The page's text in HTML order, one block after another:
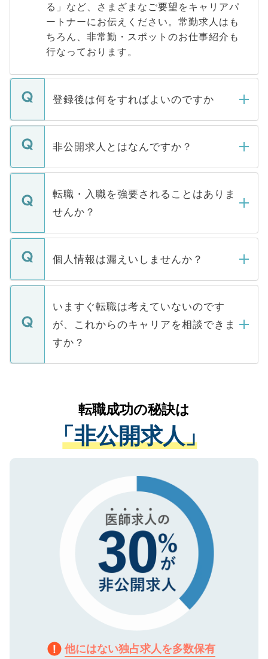
る」など、さまざまなご要望をキャリアパ
ートナーにお伝えください。常勤求人はも
ちろん、非常勤・スポットのお仕事紹介も
行なっております。
登録後は何をすればよいのですか
ご登録いただきましたら、弊社担当者がご
登録内容を確認し、その後メールもしくは
ます。通常、5営業日以内にはご連絡をせて
いただきますので、しばらくお待ちくださ
非公開求人とはなんですか？
マイナビDOCTORで取り扱っている求人の
うち約3割は、Webサイトからご覧いただ
けない「非公開求人」です。非公開求人は
下記の理由によって、一般には公開してい
ません。
■応募殺到を避けるため 人気のある医療機
関を公にしてしまうと、応募が殺到する場
に、医療機関が求める条件に合った人材の
みを人材紹介会社に依頼するケースが増え
ています。
転職・入職を強要されることはありま
せんか？
転職・入職を強要することは一切ありませ
ん。また、仮に応募先から内定をいただい
定を承諾する必要はありません。内定先へ
の辞退の連絡はキャリアパートナーが行い
個人情報は漏えいしませんか？
個人情報が漏えいすることはありませんの
で、ご安心ください。当サイトからの登録
などで収集したご登録者様の個人情報は、
ご本人のキャリアアップおよび転職活動の
支援を目的に使用いたします。お預かりし
ているすべての個人データはご本人の許可
は、個人情報の取り扱いについての厳密な
管理基準を満たした事業者のみに付与され
る、プライバシーマークを取得済みです。
で、機密保持に関してもご安心ください。
いますぐ転職は考えていないのです
が、これからのキャリアを相談できま
すか？
かがいして、現在の医療機関の状況や紹介
経験をまじえながら、適切なアドバイスを
させていただきます。すぐにご転職をされ
ない方には、長期的なサポートが可能です
ので、まずはご登録ください。
転職成功の秘訣は
「非公開求人」
他にはない独占求人を多数保有